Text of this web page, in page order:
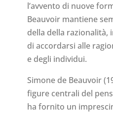
l’avvento di nuove
Beauvoir mantiene
della della razionalità,
di accordarsi alle
e degli individui.
Simone de Beauvoir
figure centrali del
ha fornito un